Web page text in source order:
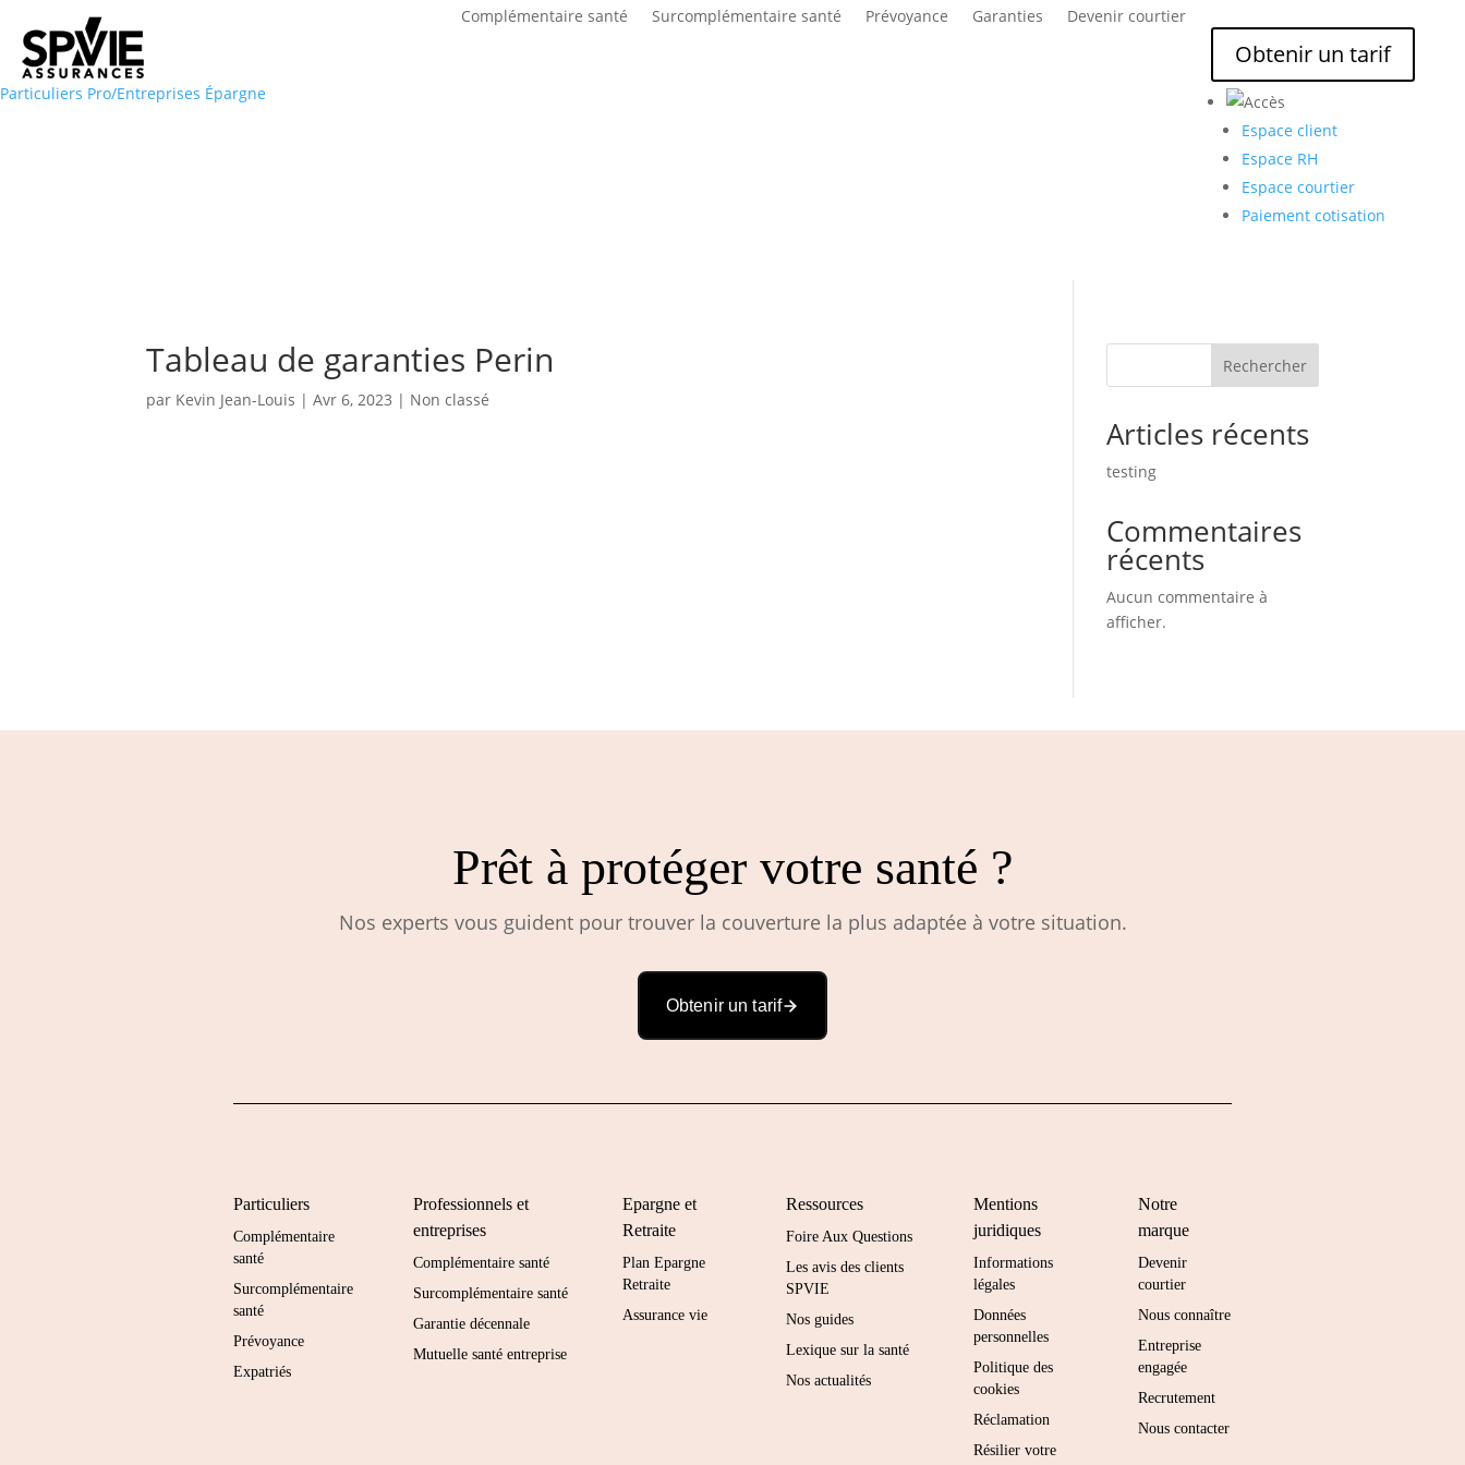
Particuliers Pro/Entreprises Épargne
Complémentaire santé Surcomplémentaire santé Prévoyance Garanties Devenir courtier
Obtenir un tarif
Espace client
Espace RH
Espace courtier
Paiement cotisation
Tableau de garanties Perin
par Kevin Jean-Louis |Avr 6, 2023 | Non classé
Rechercher
Articles récents
testing
Commentaires
récents
Aucun commentaire à
afficher.
Prêt à protéger votre santé ?
Nos experts vous guident pour trouver la couverture la plus adaptée à votre situation.
Obtenir un tarif
Particuliers
Complémentaire
santé
Surcomplémentaire
santé
Prévoyance
Expatriés
Professionnels et
entreprises
Complémentaire santé
Surcomplémentaire santé
Garantie décennale
Mutuelle santé entreprise
Epargne et
Retraite
Plan Epargne
Retraite
Assurance vie
Ressources
Foire Aux Questions
Les avis des clients
SPVIE
Nos guides
Lexique sur la santé
Nos actualités
Mentions
juridiques
Informations
légales
Données
personnelles
Politique des
cookies
Réclamation
Résilier votre
Notre
marque
Devenir
courtier
Nous connaître
Entreprise
engagée
Recrutement
Nous contacter